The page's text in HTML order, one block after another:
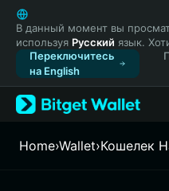
English
日本語
Tiếng Việt
Русский
Español (Latinoamérica)
Türkçe
Français
В данный момент вы
используя Русский язык.
Переключитесь
на English
Home›Wallet›Кошелек